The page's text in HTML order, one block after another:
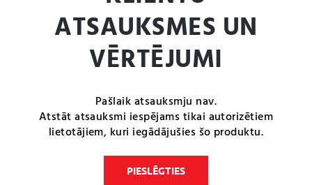
ATSAUKSMES UN
VĒRTĒJUMI
Pašlaik atsauksmju nav.
Atstāt atsauksmi iespējams tikai autorizētiem
lietotājiem, kuri iegādājušies šo produktu.
PIESLĒGTIES